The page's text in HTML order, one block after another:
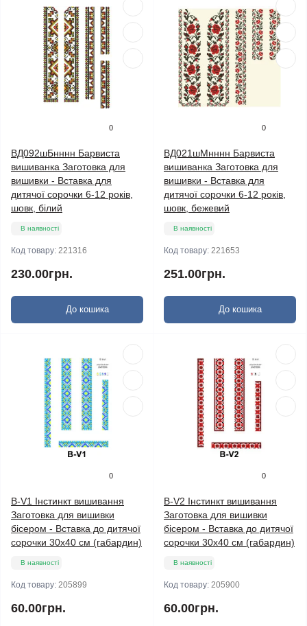
0
ВД092шБнннн Барвиста
вишиванка Заготовка для
вишивки - Вставка для
дитячої сорочки 6-12 років,
шовк, білий
В наявності
Код товару: 221316
230.00грн.
До кошика
0
ВД021шМнннн Барвиста
вишиванка Заготовка для
вишивки - Вставка для
дитячої сорочки 6-12 років,
шовк, бежевий
В наявності
Код товару: 221653
251.00грн.
До кошика
0
B-V1 Інстинкт вишивання
Заготовка для вишивки
бісером - Вставка до дитячої
сорочки 30x40 см (габардин)
В наявності
Код товару: 205899
60.00грн.
0
B-V2 Інстинкт вишивання
Заготовка для вишивки
бісером - Вставка до дитячої
сорочки 30x40 см (габардин)
В наявності
Код товару: 205900
60.00грн.